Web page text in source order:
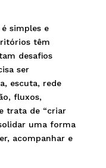
simples e
têm
desafios
ser
escuta, rede
fluxos,
trata de “criar
uma forma
acompanhar e